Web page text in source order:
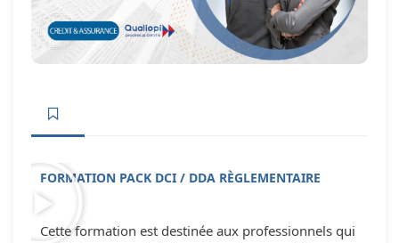
FORMATION PACK DCI / DDA RÈGLEMENTAIRE
Cette formation est destinée aux professionnels qui